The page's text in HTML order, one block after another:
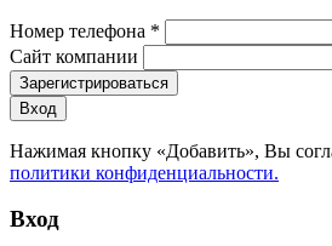
Номер телефона *
Сайт компании
Зарегистрироваться
Вход
Нажимая кнопку «Добавить», Вы
политики конфиденциальности.
Вход